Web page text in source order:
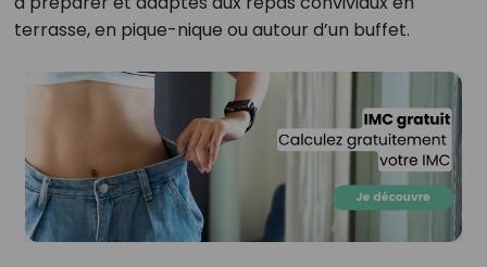
terrasse, en pique-nique ou autour d’un buffet.